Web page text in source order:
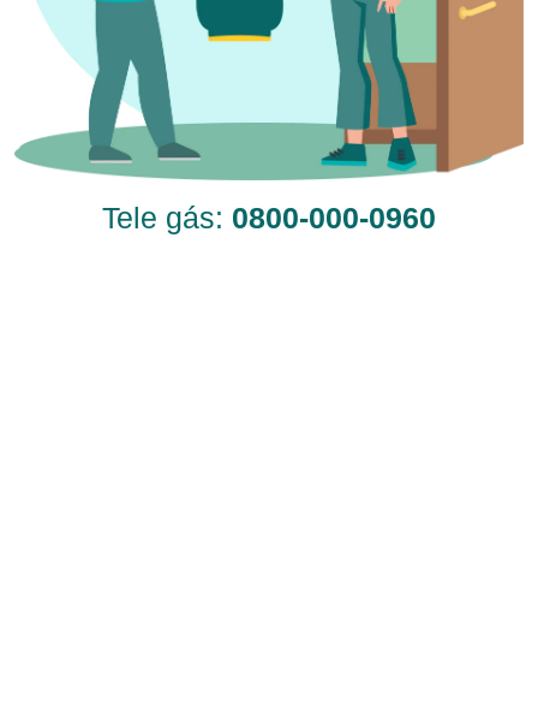
Tele gás: 0800-000-0960